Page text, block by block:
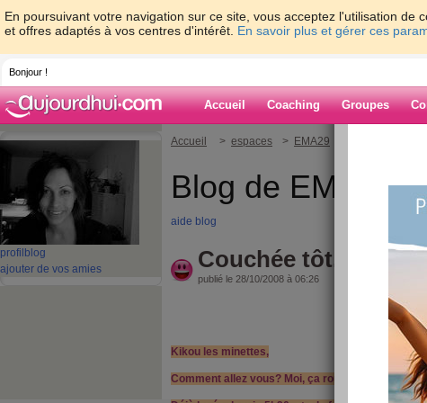
En poursuivant votre navigation sur ce site, vous acceptez l'utilisation de
et offres adaptés à vos centres d'intérêt. En savoir plus et gérer ces
Bonjour !
Accueil Coaching Groupes
profil blog
ajouter de vos amies
Accueil > espaces > EMA29 > Couchée
Blog de EMA29
aide blog
Couchée tôt...levée
publié le 28/10/2008 à 06:26
Kikou les minettes,
Comment allez vous? Moi, ça roule!!!